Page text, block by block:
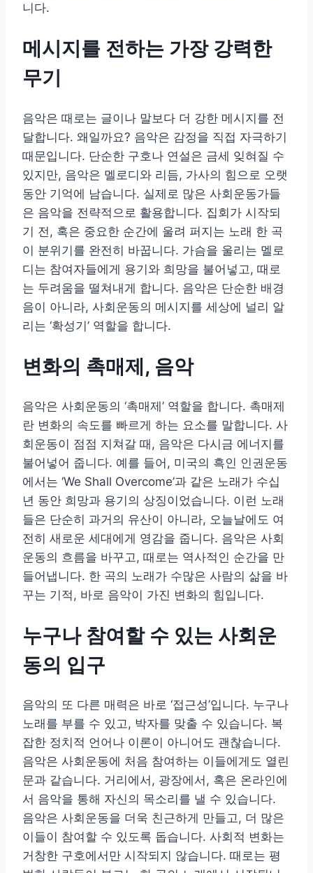
니다.
메시지를 전하는 가장 강력한
무기
음악은 때로는 글이나 말보다 더 강한 메시지를 전
달합니다. 왜일까요? 음악은 감정을 직접 자극하기
때문입니다. 단순한 구호나 연설은 금세 잊혀질 수
있지만, 음악은 멜로디와 리듬, 가사의 힘으로 오랫
동안 기억에 남습니다. 실제로 많은 사회운동가들
은 음악을 전략적으로 활용합니다. 집회가 시작되
기 전, 혹은 중요한 순간에 울려 퍼지는 노래 한 곡
이 분위기를 완전히 바꿉니다. 가슴을 울리는 멜로
디는 참여자들에게 용기와 희망을 불어넣고, 때로
는 두려움을 떨쳐내게 합니다. 음악은 단순한 배경
음이 아니라, 사회운동의 메시지를 세상에 널리 알
리는 ‘확성기’ 역할을 합니다.
변화의 촉매제, 음악
음악은 사회운동의 ‘촉매제’ 역할을 합니다. 촉매제
란 변화의 속도를 빠르게 하는 요소를 말합니다. 사
회운동이 점점 지쳐갈 때, 음악은 다시금 에너지를
불어넣어 줍니다. 예를 들어, 미국의 흑인 인권운동
에서는 ‘We Shall Overcome’과 같은 노래가 수십
년 동안 희망과 용기의 상징이었습니다. 이런 노래
들은 단순히 과거의 유산이 아니라, 오늘날에도 여
전히 새로운 세대에게 영감을 줍니다. 음악은 사회
운동의 흐름을 바꾸고, 때로는 역사적인 순간을 만
들어냅니다. 한 곡의 노래가 수많은 사람의 삶을 바
꾸는 기적, 바로 음악이 가진 변화의 힘입니다.
누구나 참여할 수 있는 사회운
동의 입구
음악의 또 다른 매력은 바로 ‘접근성’입니다. 누구나
노래를 부를 수 있고, 박자를 맞출 수 있습니다. 복
잡한 정치적 언어나 이론이 아니어도 괜찮습니다.
음악은 사회운동에 처음 참여하는 이들에게도 열린
문과 같습니다. 거리에서, 광장에서, 혹은 온라인에
서 음악을 통해 자신의 목소리를 낼 수 있습니다.
음악은 사회운동을 더욱 친근하게 만들고, 더 많은
이들이 참여할 수 있도록 돕습니다. 사회적 변화는
거창한 구호에서만 시작되지 않습니다. 때로는 평